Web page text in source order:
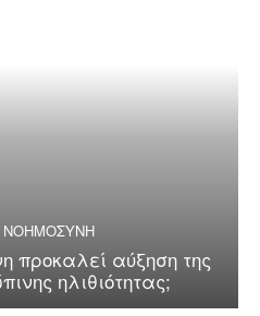
ΝΟΗΜΟΣΥΝΗ
προκαλεί αύξηση της
ηλιθιότητας;